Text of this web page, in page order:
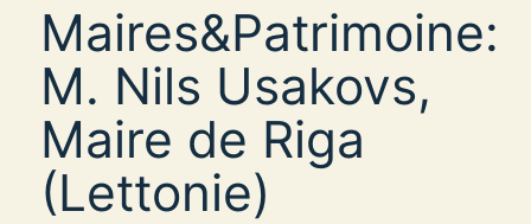
Maires&Patrimoine:
M. Nils Usakovs,
Maire de Riga
(Lettonie)